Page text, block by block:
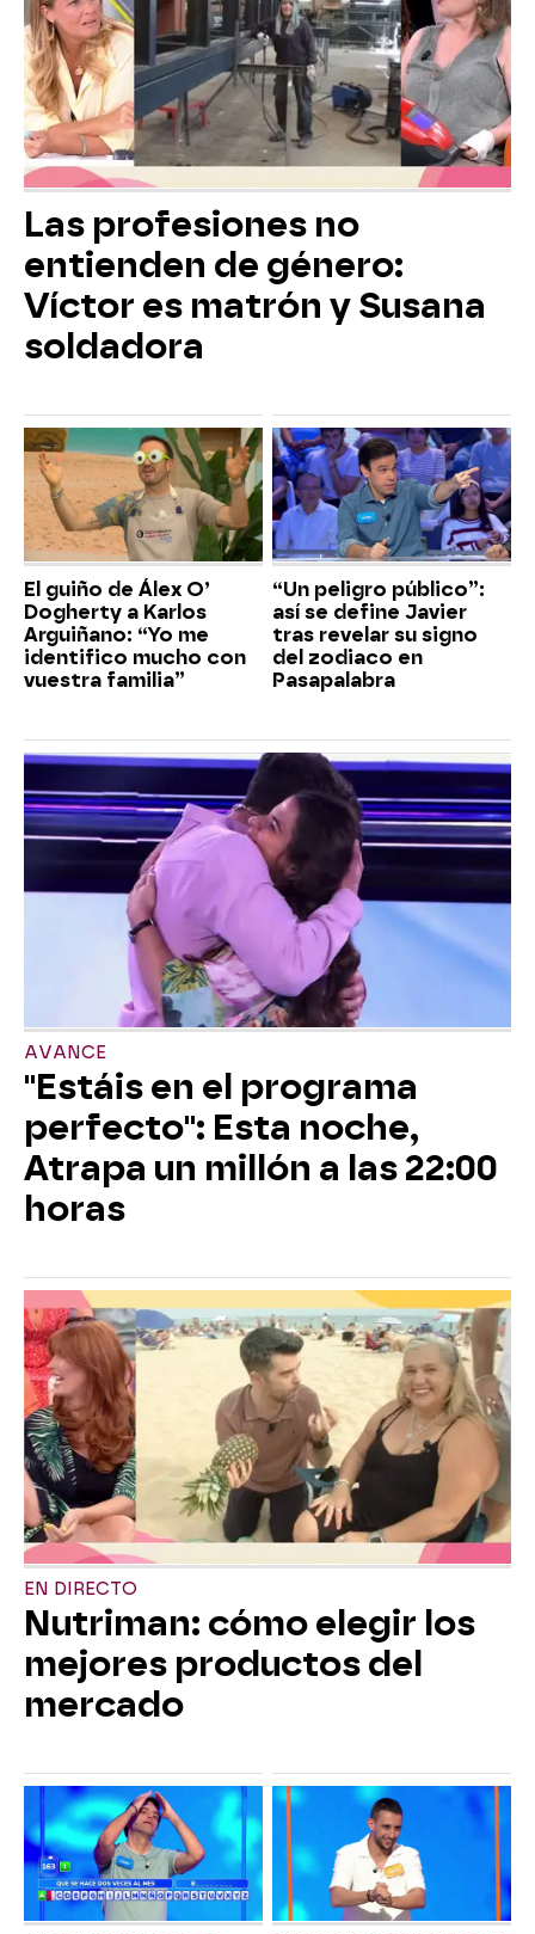
Las profesiones no
entienden de género:
Víctor es matrón y Susana
soldadora
El guiño de Álex O’
Dogherty a Karlos
Arguiñano: “Yo me
identifico mucho con
vuestra familia”
“Un peligro público”:
así se define Javier
tras revelar su signo
del zodiaco en
Pasapalabra
AVANCE
"Estáis en el programa
perfecto": Esta noche,
Atrapa un millón a las 22:00
horas
EN DIRECTO
Nutriman: cómo elegir los
mejores productos del
mercado